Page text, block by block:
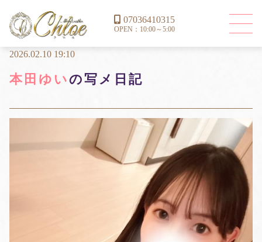
07036410315
OPEN：10:00～5:00
2026.02.10 19:10
本田ゆいの写メ日記